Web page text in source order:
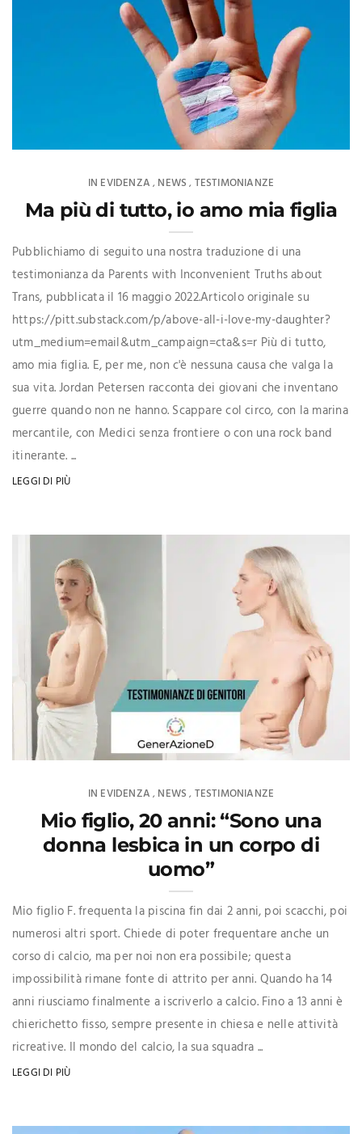
IN EVIDENZA , NEWS , TESTIMONIANZE
Ma più di tutto, io amo mia figlia
Pubblichiamo di seguito una nostra traduzione di una
testimonianza da Parents with Inconvenient Truths about
Trans, pubblicata il 16 maggio 2022.Articolo originale su
https://pitt.substack.com/p/above-all-i-love-my-daughter?
utm_medium=email&utm_campaign=cta&s=r Più di tutto,
amo mia figlia. E, per me, non c'è nessuna causa che valga la
sua vita. Jordan Petersen racconta dei giovani che inventano
guerre quando non ne hanno. Scappare col circo, con la marina
mercantile, con Medici senza frontiere o con una rock band
itinerante. ...
LEGGI DI PIÙ
IN EVIDENZA , NEWS , TESTIMONIANZE
Mio figlio, 20 anni: “Sono una
donna lesbica in un corpo di
uomo”
Mio figlio F. frequenta la piscina fin dai 2 anni, poi scacchi, poi
numerosi altri sport. Chiede di poter frequentare anche un
corso di calcio, ma per noi non era possibile; questa
impossibilità rimane fonte di attrito per anni. Quando ha 14
anni riusciamo finalmente a iscriverlo a calcio. Fino a 13 anni è
chierichetto fisso, sempre presente in chiesa e nelle attività
ricreative. Il mondo del calcio, la sua squadra ...
LEGGI DI PIÙ